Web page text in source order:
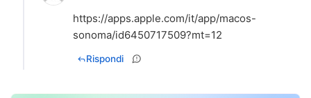
https://apps.apple.com/it/app/macos-
sonoma/id6450717509?mt=12
Rispondi